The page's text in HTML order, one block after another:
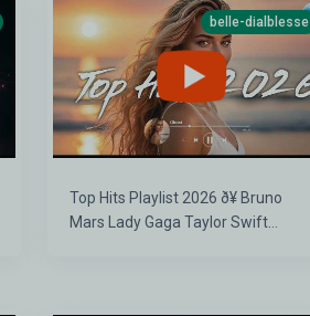
belle-dialblesse
Top Hits Playlist 2026 ð¥ Bruno
Mars Lady Gaga Taylor Swift